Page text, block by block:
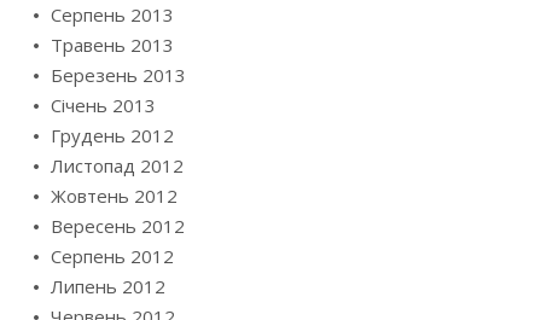
Серпень 2013
Травень 2013
Березень 2013
Січень 2013
Грудень 2012
Листопад 2012
Жовтень 2012
Вересень 2012
Серпень 2012
Липень 2012